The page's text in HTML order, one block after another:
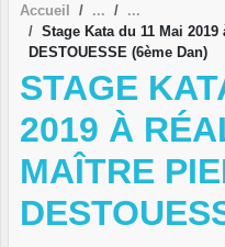
Accueil
Stage Kata du 11 Mai
DESTOUESSE (6ème Dan)
STAGE
2019 À
MAÎTRE